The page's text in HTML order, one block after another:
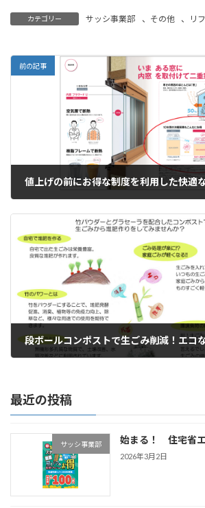
カテゴリー サッシ事業部 、 その他 、 リ
前の記事
値上げの前にお得な制度を利用した快適
段ボールコンポストで生ごみ削減！エコ
最近の投稿
サッシ事業部 始まる！ 住宅省
2026年3月2日